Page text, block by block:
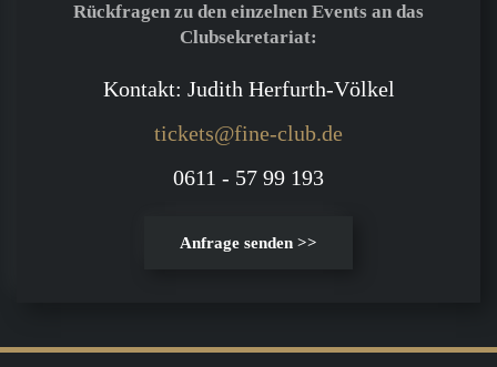
Rückfragen zu den einzelnen Events an das
Clubsekretariat:
Kontakt: Judith Herfurth-Völkel
tickets@fine-club.de
0611 - 57 99 193
Anfrage senden >>